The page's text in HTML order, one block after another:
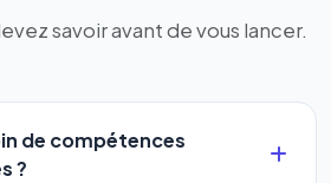
savoir avant de vous lancer.
de compétences
?